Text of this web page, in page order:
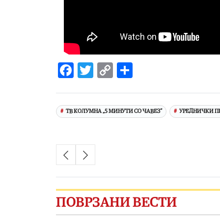
Facebook
Twitter
Copy
ТВ КОЛУМНА „5 МИНУТИ СО ЧАВЕЗ“ УРЕДНИЧКИ
ПОВРЗАНИ ВЕСТИ